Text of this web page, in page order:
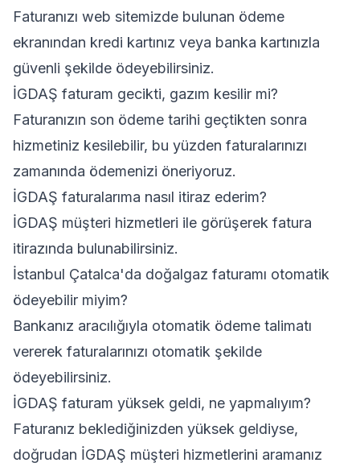
Faturanızı web sitemizde bulunan ödeme
ekranından kredi kartınız veya banka kartınızla
güvenli şekilde ödeyebilirsiniz.
İGDAŞ faturam gecikti, gazım kesilir mi?
Faturanızın son ödeme tarihi geçtikten sonra
hizmetiniz kesilebilir, bu yüzden faturalarınızı
zamanında ödemenizi öneriyoruz.
İGDAŞ faturalarıma nasıl itiraz ederim?
İGDAŞ müşteri hizmetleri ile görüşerek fatura
itirazında bulunabilirsiniz.
İstanbul Çatalca'da doğalgaz faturamı otomatik
ödeyebilir miyim?
Bankanız aracılığıyla otomatik ödeme talimatı
vererek faturalarınızı otomatik şekilde
ödeyebilirsiniz.
İGDAŞ faturam yüksek geldi, ne yapmalıyım?
Faturanız beklediğinizden yüksek geldiyse,
doğrudan İGDAŞ müşteri hizmetlerini aramanız